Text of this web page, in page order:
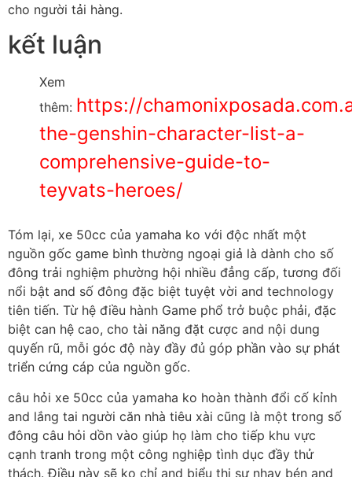
cho người tải hàng.
kết luận
Xem
thêm: https://
the-genshin-character-list-a-
comprehensive-guide-to-
teyvats-heroes/
Tóm lại, xe 50cc của yamaha ko với độc nhất một
nguồn gốc game bình thường ngoại giả là dành cho số
đông trải nghiệm phường hội nhiều đẳng cấp, tương đối
nổi bật and số đông đặc biệt tuyệt vời and technology
tiên tiến. Từ hệ điều hành Game phổ trở buộc phải, đặc
biệt can hệ cao, cho tài năng đặt cược and nội dung
quyến rũ, mỗi góc độ này đầy đủ góp phần vào sự phát
triển cứng cáp của nguồn gốc.
câu hỏi xe 50cc của yamaha ko hoàn thành đổi cố kỉnh
and lắng tai người căn nhà tiêu xài cũng là một trong số
đông câu hỏi dồn vào giúp họ làm cho tiếp khu vực
cạnh tranh trong một công nghiệp tình dục đầy thử
thách. Điều này sẽ ko chỉ and biểu thị sự nhạy bén and